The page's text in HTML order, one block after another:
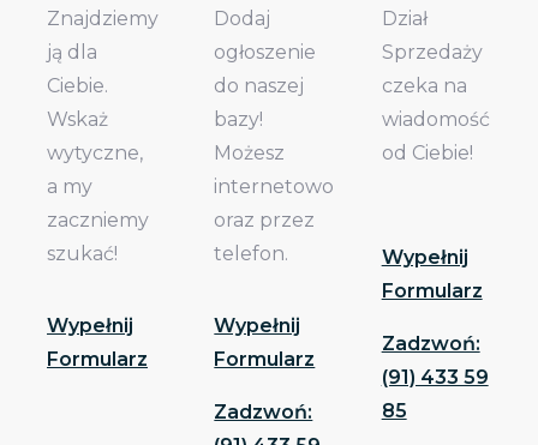
Znajdziemy
ją dla
Ciebie.
Wskaż
wytyczne,
a my
zaczniemy
szukać!
Wypełnij
Formularz
Dodaj
ogłoszenie
do naszej
bazy!
Możesz
internetowo
oraz przez
telefon.
Wypełnij
Formularz
Zadzwoń:
Dział
Sprzedaży
czeka na
wiadomość
od Ciebie!
Wypełnij
Formularz
Zadzwoń:
(91) 433 59
85